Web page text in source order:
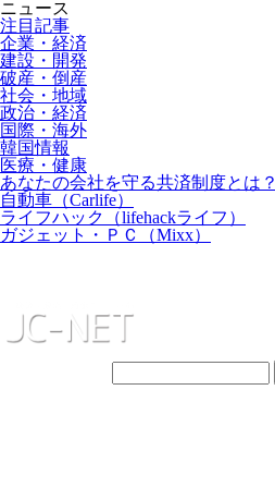
ニュース
注目記事
企業・経済
建設・開発
破産・倒産
社会・地域
政治・経済
国際・海外
韓国情報
医療・健康
あなたの会社を守る共済制度とは？
自動車（Carlife）
ライフハック（lifehackライフ）
ガジェット・ＰＣ（Mixx）